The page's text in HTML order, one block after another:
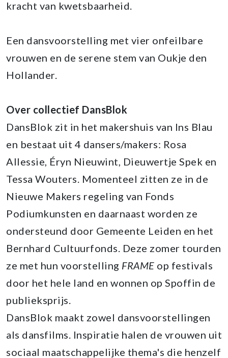
kracht van kwetsbaarheid.
Een dansvoorstelling met vier onfeilbare
vrouwen en de serene stem van Oukje den
Hollander.
Over collectief DansBlok
DansBlok zit in het makershuis van Ins Blau
en bestaat uit 4 dansers/makers: Rosa
Allessie, Éryn Nieuwint, Dieuwertje Spek en
Tessa Wouters. Momenteel zitten ze in de
Nieuwe Makers regeling van Fonds
Podiumkunsten en daarnaast worden ze
ondersteund door Gemeente Leiden en het
Bernhard Cultuurfonds. Deze zomer tourden
ze met hun voorstelling FRAME op festivals
door het hele land en wonnen op Spoffin de
publieksprijs.
DansBlok maakt zowel dansvoorstellingen
als dansfilms. Inspiratie halen de vrouwen uit
sociaal maatschappelijke thema's die henzelf